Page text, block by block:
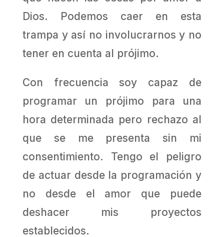
Dios. Podemos caer en esta
trampa y así no involucrarnos y no
tener en cuenta al prójimo.
Con frecuencia soy capaz de
programar un prójimo para una
hora determinada pero rechazo al
que se me presenta sin mi
consentimiento. Tengo el peligro
de actuar desde la programación y
no desde el amor que puede
deshacer mis proyectos
establecidos.